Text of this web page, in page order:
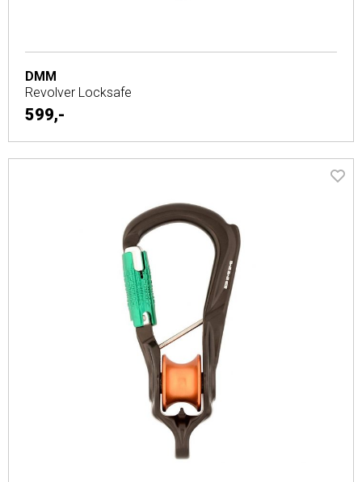
DMM
Revolver Locksafe
599,-